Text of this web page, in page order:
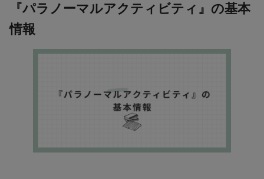
『パラノーマルアクティビティ』の基本
情報